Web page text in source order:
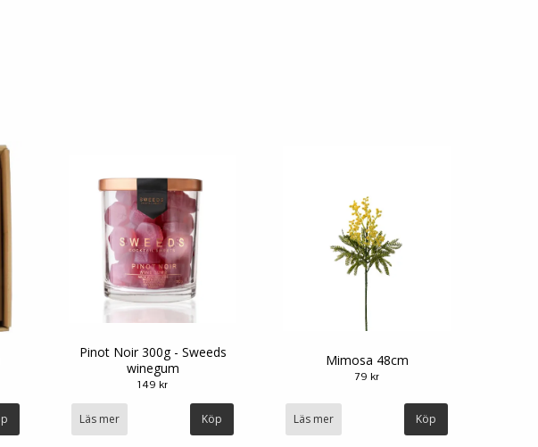
Pinot Noir 300g - Sweeds
winegum
149 kr
Läs mer
Mimosa 48cm
79 kr
Läs mer